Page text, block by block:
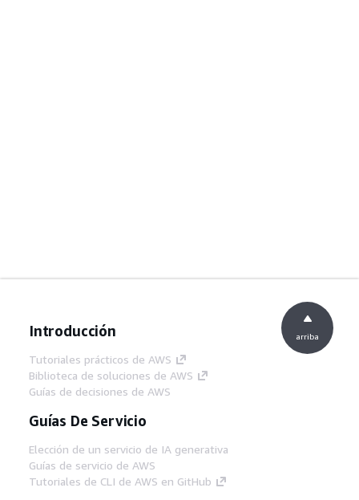
Introducción
Tutoriales prácticos de AWS
Biblioteca de soluciones de AWS
Guías de decisiones de AWS
Guías De Servicio
Elección de un servicio de IA generativa
Guías de servicio de AWS
Tutoriales de CLI de AWS en GitHub
arriba